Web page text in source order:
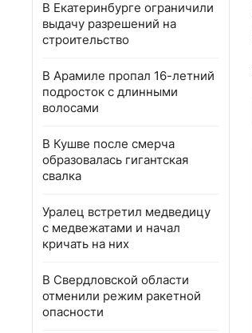
В Екатеринбурге ограничили
выдачу разрешений на
строительство
В Арамиле пропал 16-летний
подросток с длинными
волосами
В Кушве после смерча
образовалась гигантская
свалка
Уралец встретил медведицу
с медвежатами и начал
кричать на них
В Свердловской области
отменили режим ракетной
опасности